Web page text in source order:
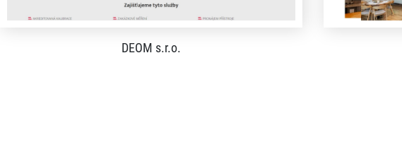
DEOM s.r.o.